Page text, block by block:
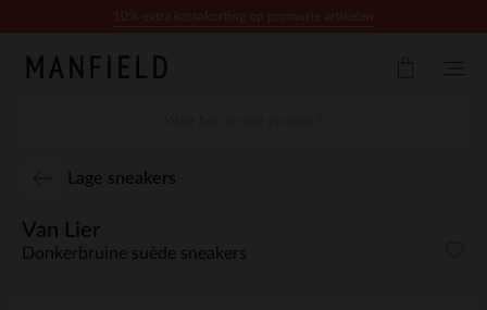
Lage sneakers
Van Lier
Donkerbruine suède sneakers